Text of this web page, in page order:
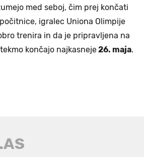
med seboj, čim prej končati
igralec Uniona Olimpije
trenira in da je pripravljena na
končajo najkasneje26. maja.